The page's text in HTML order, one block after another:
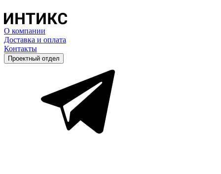
О компании
Доставка и оплата
Контакты
Проектный отдел